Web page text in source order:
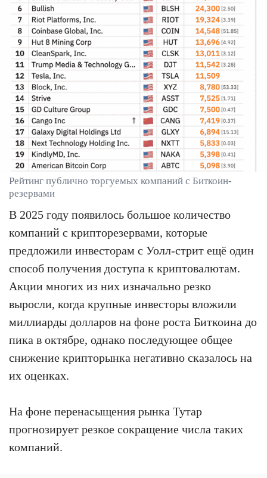
Рейтинг публично торгуемых компаний с Биткоин-
резервами
В 2025 году появилось большое количество
компаний с крипторезервами, которые
предложили инвесторам с Уолл-стрит ещё один
способ получения доступа к криптовалютам.
Акции многих из них изначально резко
выросли, когда крупные инвесторы вложили
миллиарды долларов на фоне роста Биткоина до
пика в октябре, однако последующее общее
снижение крипторынка негативно сказалось на
их оценках.
На фоне перенасыщения рынка Тутар
прогнозирует резкое сокращение числа таких
компаний.